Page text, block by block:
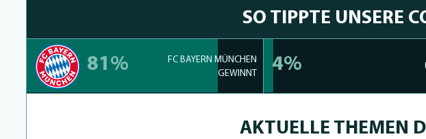
SO TIPPTE UNSERE
81%
FC BAYERN MÜNCHEN
GEWINNT
4%
AKTUELLE THEMEN